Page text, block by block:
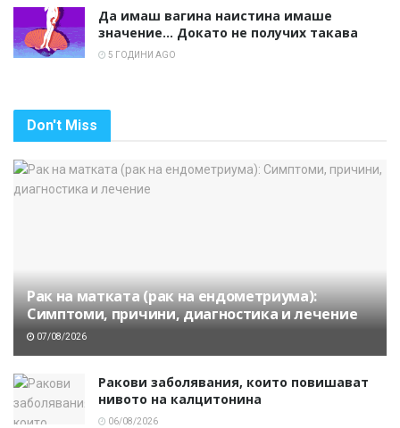
Да имаш вагина наистина имаше
значение… Докато не получих такава
5 ГОДИНИ AGO
Don't Miss
Рак на матката (рак на ендометриума):
Симптоми, причини, диагностика и лечение
07/08/2026
Ракови заболявания, които повишават
нивото на калцитонина
06/08/2026